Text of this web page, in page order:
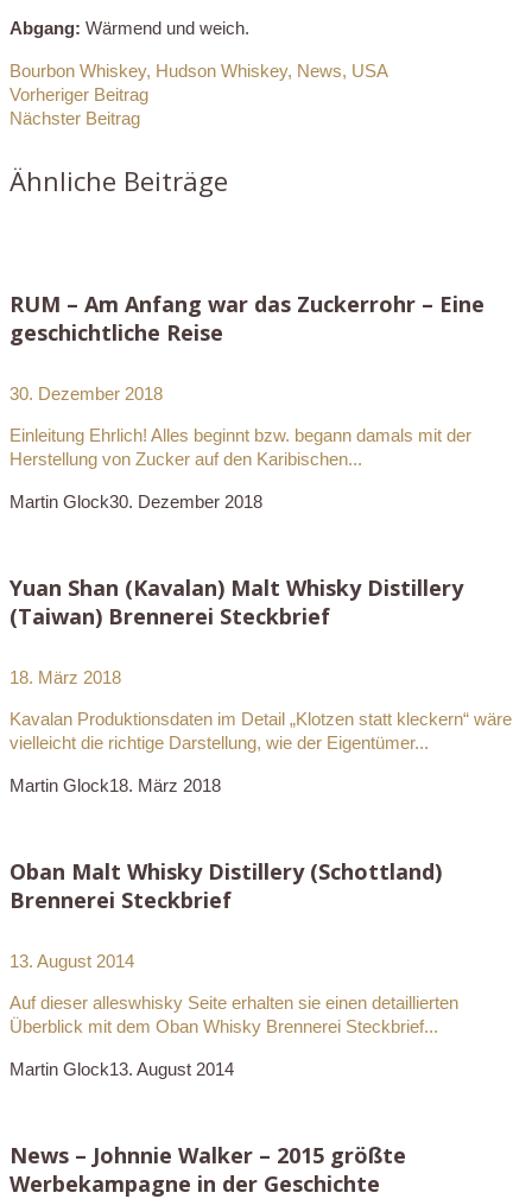
Abgang: Wärmend und weich.
Bourbon Whiskey, Hudson Whiskey, News, USA
Vorheriger Beitrag
Nächster Beitrag
Ähnliche Beiträge
RUM – Am Anfang war das Zuckerrohr – Eine
geschichtliche Reise
30. Dezember 2018
Einleitung Ehrlich! Alles beginnt bzw. begann damals mit der
Herstellung von Zucker auf den Karibischen...
Martin Glock30. Dezember 2018
Yuan Shan (Kavalan) Malt Whisky Distillery
(Taiwan) Brennerei Steckbrief
18. März 2018
Kavalan Produktionsdaten im Detail „Klotzen statt kleckern“ wäre
vielleicht die richtige Darstellung, wie der Eigentümer...
Martin Glock18. März 2018
Oban Malt Whisky Distillery (Schottland)
Brennerei Steckbrief
13. August 2014
Auf dieser alleswhisky Seite erhalten sie einen detaillierten
Überblick mit dem Oban Whisky Brennerei Steckbrief...
Martin Glock13. August 2014
News – Johnnie Walker – 2015 größte
Werbekampagne in der Geschichte